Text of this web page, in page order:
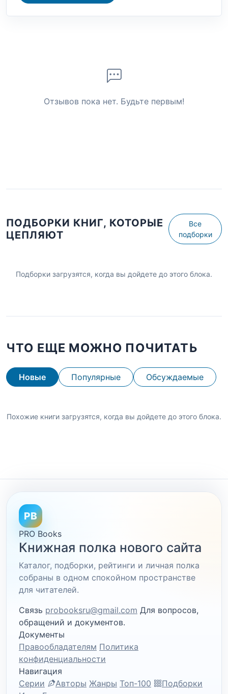
Отзывов пока нет. Будьте первым!
ПОДБОРКИ КНИГ, КОТОРЫЕ
ЦЕПЛЯЮТ
Все
подборки
Подборки загрузятся, когда вы дойдете до этого блока.
ЧТО ЕЩЕ МОЖНО ПОЧИТАТЬ
Новые Популярные Обсуждаемые
Похожие книги загрузятся, когда вы дойдете до этого блока.
PB
PRO Books
Книжная полка нового сайта
Каталог, подборки, рейтинги и личная полка
собраны в одном спокойном пространстве
для читателей.
Связь probooksru@gmail.com Для вопросов,
обращений и документов.
Документы
Правообладателям Политика
конфиденциальности
Навигация
Серии
Авторы Жанры Топ-100
Подборки